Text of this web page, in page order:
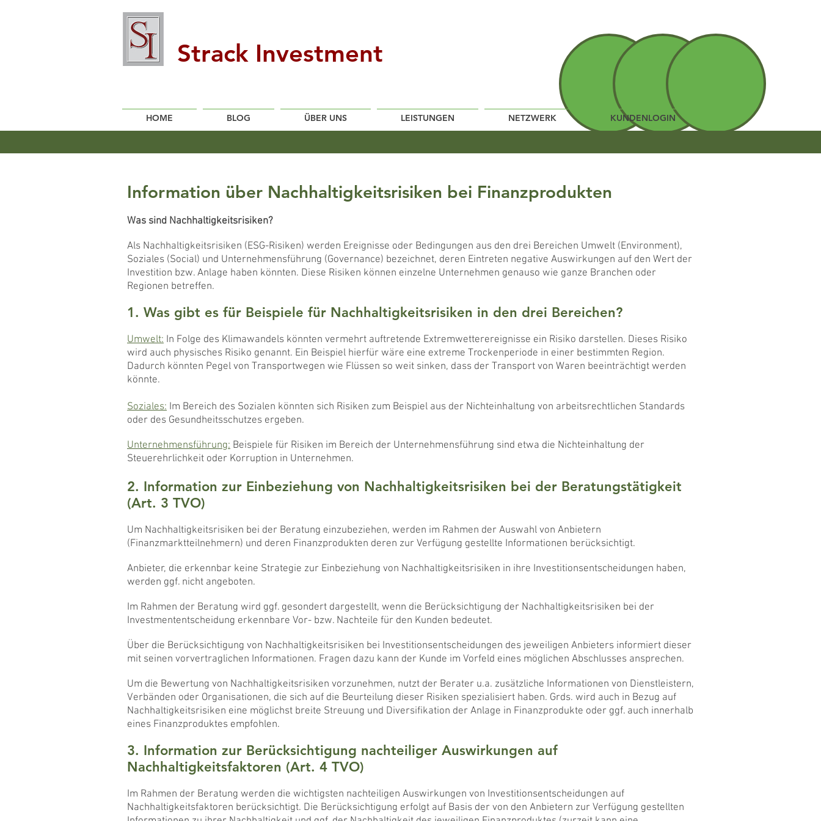
Strack Investment
HOME BLOG ÜBER UNS LEISTUNGEN NETZWERK KUNDENLOGIN
Information über Nachhaltigkeitsrisiken bei Finanzprodukten
Was sind Nachhaltigkeitsrisiken?
Als Nachhaltigkeitsrisiken (ESG-Risiken) werden Ereignisse oder Bedingungen aus den drei Bereichen Umwelt (Environment),
Soziales (Social) und Unternehmensführung (Governance) bezeichnet, deren Eintreten negative Auswirkungen auf den Wert der
Investition bzw. Anlage haben könnten. Diese Risiken können einzelne Unternehmen genauso wie ganze Branchen oder
Regionen betreffen.
1. Was gibt es für Beispiele für Nachhaltigkeitsrisiken in den drei Bereichen?
Umwelt: In Folge des Klimawandels könnten vermehrt auftretende Extremwetterereignisse ein Risiko darstellen. Dieses Risiko
wird auch physisches Risiko genannt. Ein Beispiel hierfür wäre eine extreme Trockenperiode in einer bestimmten Region.
Dadurch könnten Pegel von Transportwegen wie Flüssen so weit sinken, dass der Transport von Waren beeinträchtigt werden
könnte.
Soziales: Im Bereich des Sozialen könnten sich Risiken zum Beispiel aus der Nichteinhaltung von arbeitsrechtlichen Standards
oder des Gesundheitsschutzes ergeben.
Unternehmensführung: Beispiele für Risiken im Bereich der Unternehmensführung sind etwa die Nichteinhaltung der
Steuerehrlichkeit oder Korruption in Unternehmen.
2. Information zur Einbeziehung von Nachhaltigkeitsrisiken bei der Beratungstätigkeit
(Art. 3 TVO)
Um Nachhaltigkeitsrisiken bei der Beratung einzubeziehen, werden im Rahmen der Auswahl von Anbietern
(Finanzmarktteilnehmern) und deren Finanzprodukten deren zur Verfügung gestellte Informationen berücksichtigt.
Anbieter, die erkennbar keine Strategie zur Einbeziehung von Nachhaltigkeitsrisiken in ihre Investitionsentscheidungen haben,
werden ggf. nicht angeboten.
Im Rahmen der Beratung wird ggf. gesondert dargestellt, wenn die Berücksichtigung der Nachhaltigkeitsrisiken bei der
Investmententscheidung erkennbare Vor- bzw. Nachteile für den Kunden bedeutet.
Über die Berücksichtigung von Nachhaltigkeitsrisiken bei Investitionsentscheidungen des jeweiligen Anbieters informiert dieser
mit seinen vorvertraglichen Informationen. Fragen dazu kann der Kunde im Vorfeld eines möglichen Abschlusses ansprechen.
Um die Bewertung von Nachhaltigkeitsrisiken vorzunehmen, nutzt der Berater u.a. zusätzliche Informationen von Dienstleistern,
Verbänden oder Organisationen, die sich auf die Beurteilung dieser Risiken spezialisiert haben. Grds. wird auch in Bezug auf
Nachhaltigkeitsrisiken eine möglichst breite Streuung und Diversifikation der Anlage in Finanzprodukte oder ggf. auch innerhalb
eines Finanzproduktes empfohlen.
3. Information zur Berücksichtigung nachteiliger Auswirkungen auf
Nachhaltigkeitsfaktoren (Art. 4 TVO)
Im Rahmen der Beratung werden die wichtigsten nachteiligen Auswirkungen von Investitionsentscheidungen auf
Nachhaltigkeitsfaktoren berücksichtigt. Die Berücksichtigung erfolgt auf Basis der von den Anbietern zur Verfügung gestellten